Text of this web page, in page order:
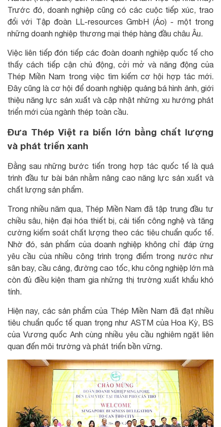
Trước đó, doanh nghiệp cũng có các cuộc tiếp xúc, trao
đổi với Tập đoàn LL-resources GmbH (Áo) - một trong
những doanh nghiệp thương mại thép hàng đầu châu Âu.
Việc liên tiếp đón tiếp các đoàn doanh nghiệp quốc tế cho
thấy cách tiếp cận chủ động, cởi mở và năng động của
Thép Miền Nam trong việc tìm kiếm cơ hội hợp tác mới.
Đây cũng là cơ hội để doanh nghiệp quảng bá hình ảnh, giới
thiệu năng lực sản xuất và cập nhật những xu hướng phát
triển mới của ngành thép toàn cầu.
Đưa Thép Việt ra biển lớn bằng chất lượng
và phát triển xanh
Đằng sau những bước tiến trong hợp tác quốc tế là quá
trình đầu tư bài bản nhằm nâng cao năng lực sản xuất và
chất lượng sản phẩm.
Trong nhiều năm qua, Thép Miền Nam đã tập trung đầu tư
chiều sâu, hiện đại hóa thiết bị, cải tiến công nghệ và tăng
cường kiểm soát chất lượng theo các tiêu chuẩn quốc tế.
Nhờ đó, sản phẩm của doanh nghiệp không chỉ đáp ứng
yêu cầu của nhiều công trình trọng điểm trong nước như
sân bay, cầu cảng, đường cao tốc, khu công nghiệp lớn mà
còn đủ điều kiện tham gia những thị trường xuất khẩu khó
tính.
Hiện nay, các sản phẩm của Thép Miền Nam đã đạt nhiều
tiêu chuẩn quốc tế quan trọng như ASTM của Hoa Kỳ, BS
của Vương quốc Anh cùng nhiều yêu cầu nghiêm ngặt liên
quan đến môi trường và phát triển bền vững.